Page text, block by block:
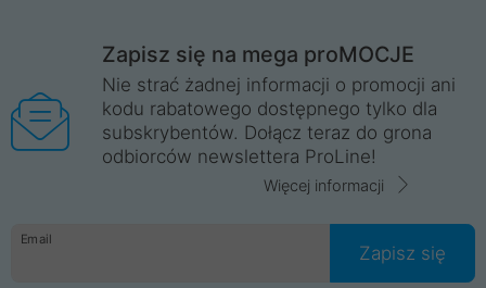
Zapisz się na mega proMOCJE
Nie strać żadnej informacji o promocji ani
kodu rabatowego dostępnego tylko dla
subskrybentów. Dołącz teraz do grona
odbiorców newslettera ProLine!
Więcej informacji
Email
Zapisz się